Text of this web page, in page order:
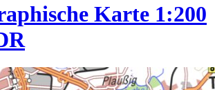
Karte 1:200